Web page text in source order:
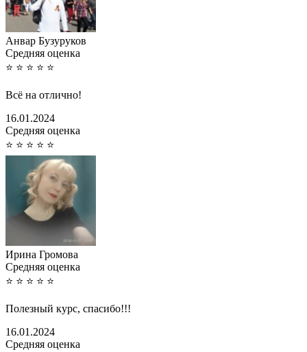
Анвар Бузуруков
Cредняя оценка
⭐ ⭐ ⭐ ⭐ ⭐
Всё на отлично!
16.01.2024
Cредняя оценка
⭐ ⭐ ⭐ ⭐ ⭐
Ирина Громова
Cредняя оценка
⭐ ⭐ ⭐ ⭐ ⭐
Полезный курс, спасибо!!!
16.01.2024
Cредняя оценка